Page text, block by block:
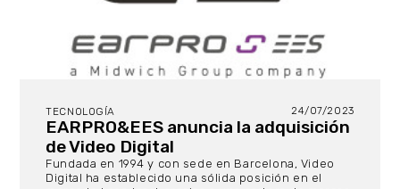
TECNOLOGÍA 24/07/2023
EARPRO&EES anuncia la adquisición
de Video Digital
Fundada en 1994 y con sede en Barcelona, ​​Video
Digital ha establecido una sólida posición en el